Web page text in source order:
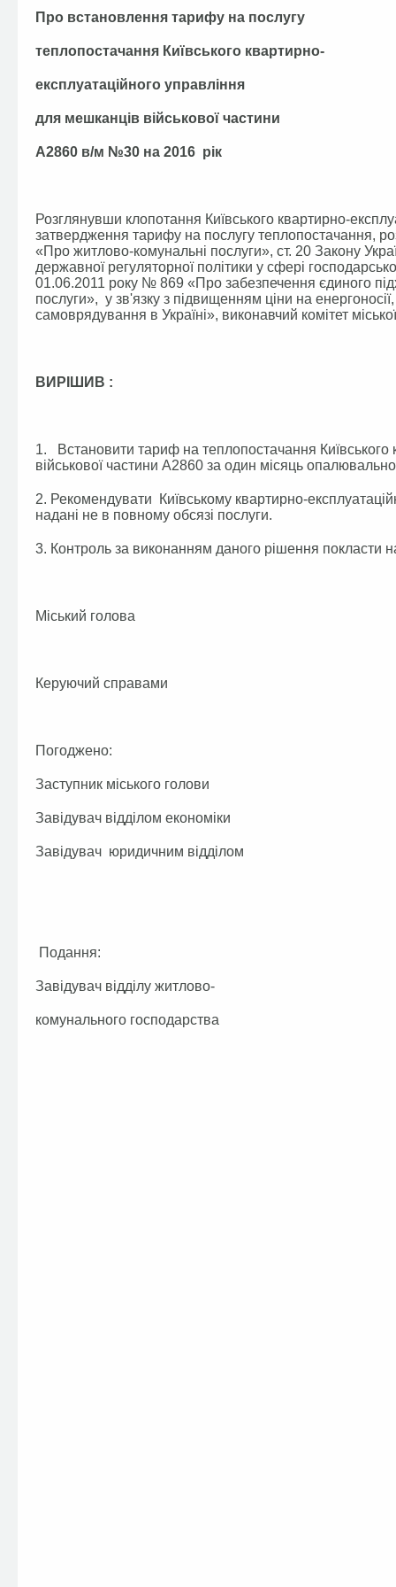
Про встановлення тарифу на послугу
теплопостачання Київського квартирно-
експлуатаційного управління
для мешканців військової частини
А2860 в/м №30 на 2016 рік
Розглянувши клопотання Київського квартирно-
затвердження тарифу на послугу теплопостачання,
«Про житлово-комунальні послуги», ст. 20 Закону
державної регуляторної політики у сфері
01.06.2011 року № 869 «Про забезпечення єдиного
послуги», у зв'язку з підвищенням ціни на
самоврядування в Україні», виконавчий комітет
ВИРІШИВ :
1. Встановити тариф на теплопостачання
військової частини А2860 за один місяць
2. Рекомендувати Київському квартирно-
надані не в повному обсязі послуги.
3. Контроль за виконанням даного рішення покласти
Міський голова
Керуючий справами
Погоджено:
Заступник міського
Завідувач відділом
Завідувач юридичним
Подання:
Завідувач відділу житлово-
комунального